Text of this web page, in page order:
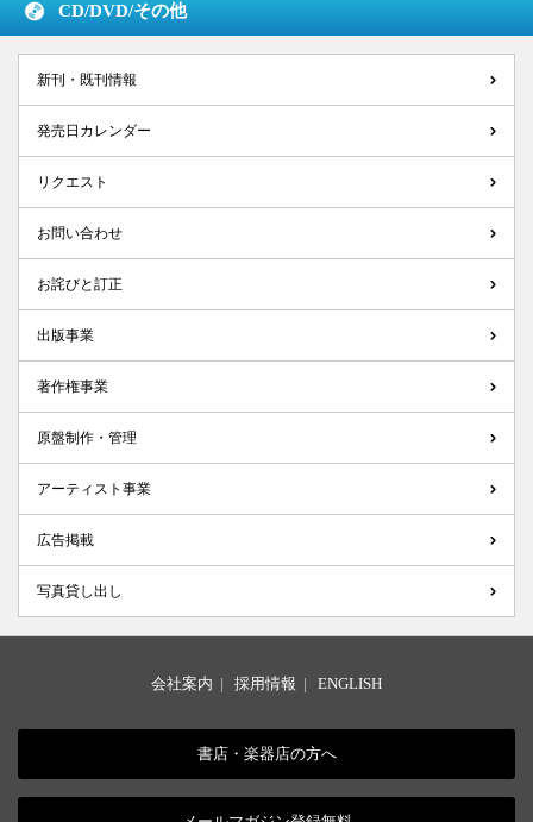
CD/DVD/その他
新刊・既刊情報
発売日カレンダー
リクエスト
お問い合わせ
お詫びと訂正
出版事業
著作権事業
原盤制作・管理
アーティスト事業
広告掲載
写真貸し出し
会社案内 | 採用情報 | ENGLISH
書店・楽器店の方へ